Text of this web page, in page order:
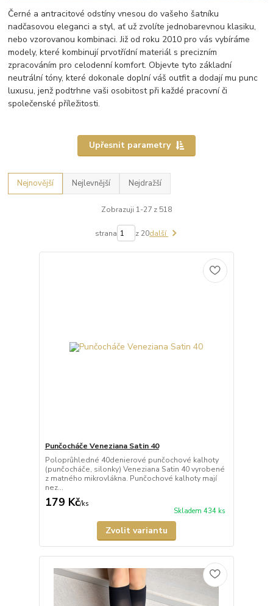
Černé a antracitové odstíny vnesou do vašeho šatníku
nadčasovou eleganci a styl, ať už zvolíte jednobarevnou klasiku,
nebo vzorovanou kombinaci. Již od roku 2010 pro vás vybíráme
modely, které kombinují prvotřídní materiál s precizním
zpracováním pro celodenní komfort. Objevte tyto základní
neutrální tóny, které dokonale doplní váš outfit a dodají mu punc
luxusu, jenž podtrhne vaši osobitost při každé pracovní či
společenské příležitosti.
Upřesnit parametry
Nejnovější Nejlevnější Nejdražší
Zobrazuji 1-27 z 518
strana z 20další
Punčocháče Veneziana Satin 40
Poloprůhledné 40denierové punčochové kalhoty
(punčocháče, silonky) Veneziana Satin 40 vyrobené
z matného mikrovlákna. Punčochové kalhoty mají
nez...
179 Kč/ks
Skladem 434 ks
Zvolit variantu